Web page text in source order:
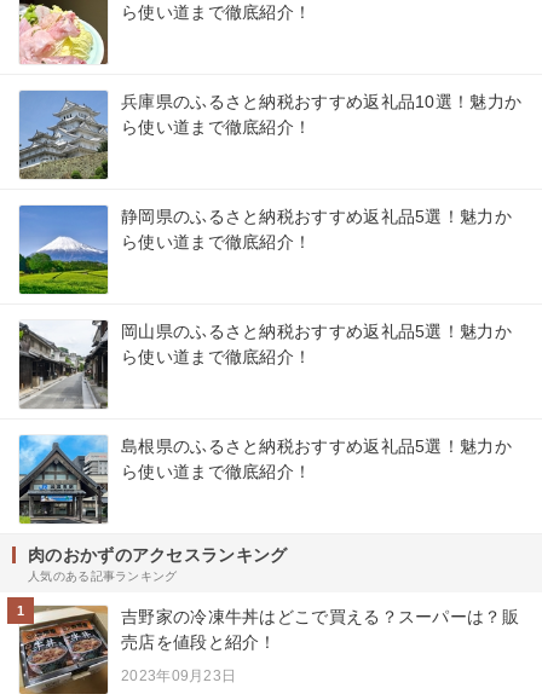
ら使い道まで徹底紹介！
兵庫県のふるさと納税おすすめ返礼品10選！魅力か
ら使い道まで徹底紹介！
静岡県のふるさと納税おすすめ返礼品5選！魅力か
ら使い道まで徹底紹介！
岡山県のふるさと納税おすすめ返礼品5選！魅力か
ら使い道まで徹底紹介！
島根県のふるさと納税おすすめ返礼品5選！魅力か
ら使い道まで徹底紹介！
肉のおかずのアクセスランキング
人気のある記事ランキング
1
吉野家の冷凍牛丼はどこで買える？スーパーは？販
売店を値段と紹介！
2023年09月23日